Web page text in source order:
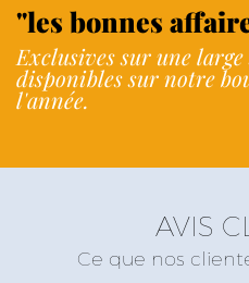
"les bonnes
Exclusives sur une
disponibles sur notre
l'année.
AVIS
Ce que nos